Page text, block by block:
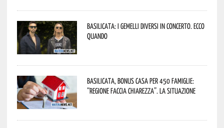
Basilicata: i Gemelli DiVersi in concerto. Ecco
quando
Basilicata, Bonus casa per 450 famiglie:
“Regione faccia chiarezza”. La situazione